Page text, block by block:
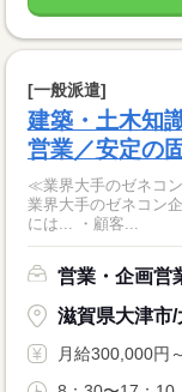
[一般派遣]
建築・土木知
営業／安定の
≪業界大手のゼネコ
業界大手のゼネコン企
には... ・顧客...
営業・企画営
滋賀県大津市/
月給300,000円